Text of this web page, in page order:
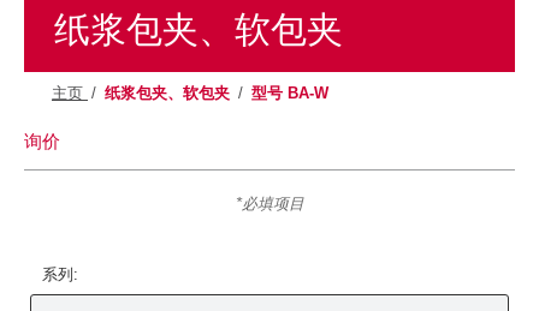
纸浆包夹、软包夹
主页 / 纸浆包夹、软包夹 / 型号 BA-W
询价
*必填项目
系列: